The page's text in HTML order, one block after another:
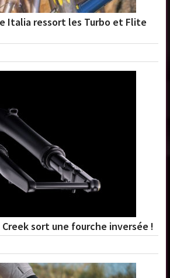
Italia ressort les Turbo et Flite
Creek sort une fourche inversée !